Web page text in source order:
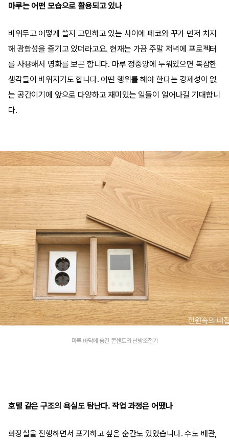
마루는 어떤 모습으로 활용되고 있나
비워두고 어떻게 쓸지 고민하고 있는 사이에 페코와 꾸가 먼저 차지
해 광합성을 즐기고 있더라고요.현재는 가끔 주말 저녁에 프로젝터
를 사용해서 영화를 보곤 합니다. 마루 정중앙에 누워있으면 복잡한
생각들이 비워지기도 합니다.어떤 행위를 해야 한다는 강제성이 없
는 공간이기에 앞으로 다양하고 재미있는 일들이 일어나길 기대합니
다.
마루 바닥에 숨긴 콘센트와 난방조절기
호텔 같은 구조의 욕실도 탐난다. 작업 과정은 어땠나
화장실을 진행하면서 포기하고 싶은 순간도 있었습니다.수도 배관,